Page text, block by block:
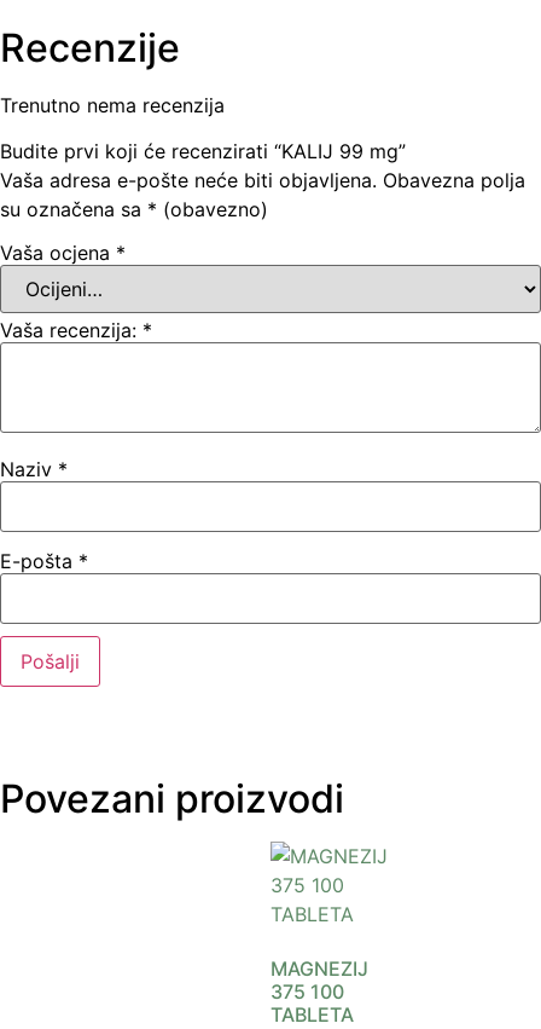
Recenzije
Trenutno nema recenzija
Budite prvi koji će recenzirati “KALIJ 99 mg”
Vaša adresa e-pošte neće biti objavljena. Obavezna polja
su označena sa * (obavezno)
Vaša ocjena *
Vaša recenzija: *
Naziv *
E-pošta *
Povezani proizvodi
MAGNEZIJ
375 100
TABLETA